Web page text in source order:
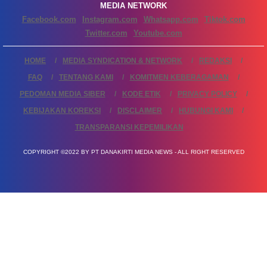
MEDIA NETWORK
Facebook.com
Instagram.com Whatsapp.com
Tiktok.com
Twitter.com
Youtube.com
HOME MEDIA SYNDICATION & NETWORK
REDAKSI
FAQ
TENTANG KAMI
KOMITMEN KEBERAGAMAN
PEDOMAN MEDIA SIBER
KODE ETIK
PRIVACY POLICY
KEBIJAKAN KOREKSI
DISCLAIMER
HUBUNGI KAMI
TRANSPARANSI KEPEMILIKAN
COPYRIGHT ©2022 BY PT DANAKIRTI MEDIA NEWS - ALL RIGHT RESERVED